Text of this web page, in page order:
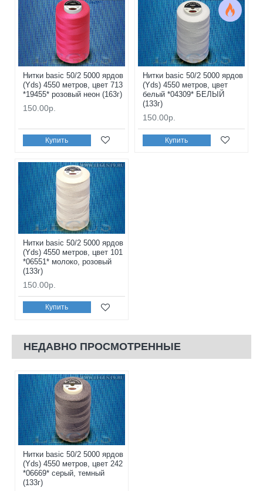
Нитки basic 50/2 5000 ярдов
(Yds) 4550 метров, цвет 713
*19455* розовый неон (163г)
150.00р.
Купить
Нитки basic 50/2 5000 ярдов
(Yds) 4550 метров, цвет
белый *04309* БЕЛЫЙ
(133г)
150.00р.
Купить
Нитки basic 50/2 5000 ярдов
(Yds) 4550 метров, цвет 101
*06551* молоко, розовый
(133г)
150.00р.
Купить
НЕДАВНО ПРОСМОТРЕННЫЕ
Нитки basic 50/2 5000 ярдов
(Yds) 4550 метров, цвет 242
*06669* серый, темный
(133г)